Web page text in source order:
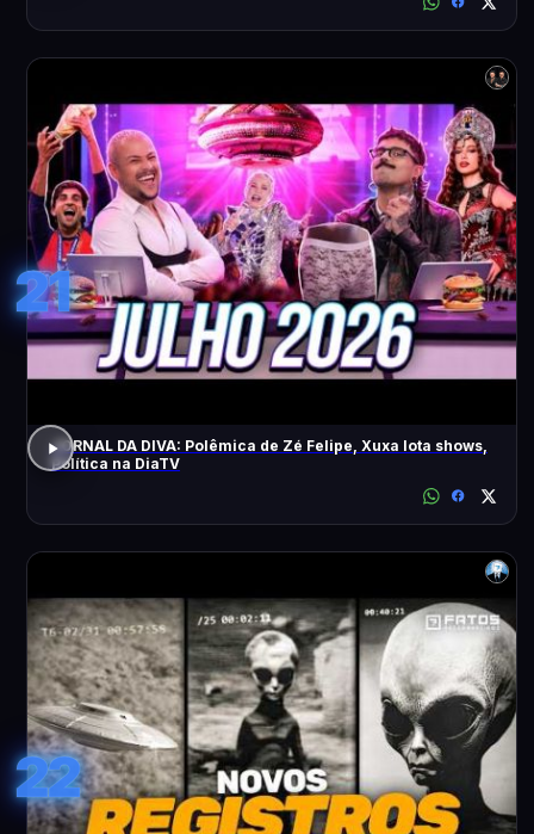
21
JORNAL DA DIVA: Polêmica de Zé Felipe, Xuxa lota shows,
Política na DiaTV
22